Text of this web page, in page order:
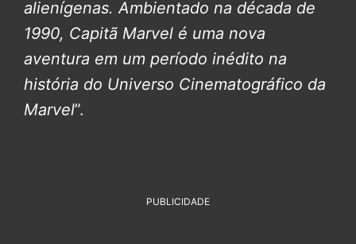
alienígenas. Ambientado na década de
1990, Capitã Marvel é uma nova
aventura em um período inédito na
história do Universo Cinematográfico da
Marvel”.
PUBLICIDADE